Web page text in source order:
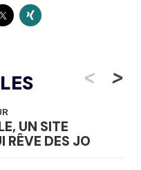
<
UN SITE
RÊVE DES JO
>